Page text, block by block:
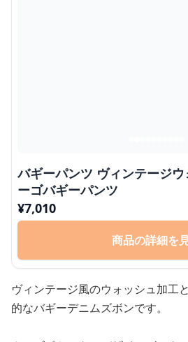
バギーパンツ ヴィンテージ
ーゴバギーパンツ
¥7,010
商品の詳細を
ヴィンテージ風のウォッシュ加工
的なバギーデニムズボンです。